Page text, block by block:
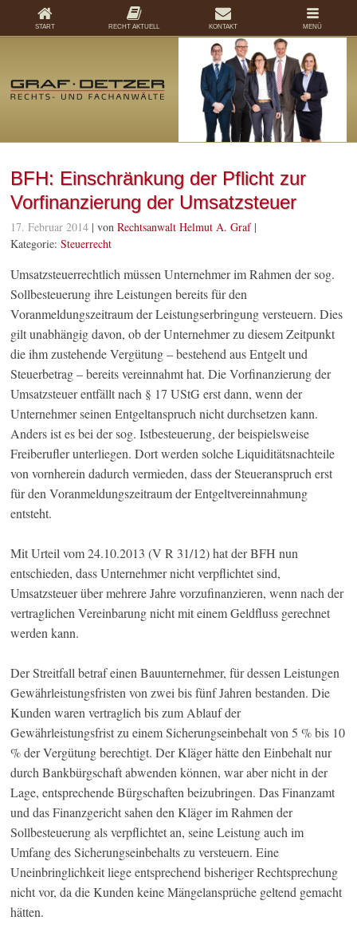
BFH: Einschränkung der Pflicht zur
Vorfinanzierung der Umsatzsteuer
17. Februar 2014 | vonRechtsanwalt Helmut A. Graf|
Kategorie:Steuerrecht
Umsatzsteuerrechtlich müssen Unternehmer im Rahmen der sog.
Sollbesteuerung ihre Leistungen bereits für den
Voranmeldungszeitraum der Leistungserbringung versteuern. Dies
gilt unabhängig davon, ob der Unternehmer zu diesem Zeitpunkt
die ihm zustehende Vergütung – bestehend aus Entgelt und
Steuerbetrag – bereits vereinnahmt hat. Die Vorfinanzierung der
Umsatzsteuer entfällt nach § 17 UStG erst dann, wenn der
Unternehmer seinen Entgeltanspruch nicht durchsetzen kann.
Anders ist es bei der sog. Istbesteuerung, der beispielsweise
Freiberufler unterliegen. Dort werden solche Liquiditätsnachteile
von vornherein dadurch vermieden, dass der Steueranspruch erst
für den Voranmeldungszeitraum der Entgeltvereinnahmung
entsteht.
Mit Urteil vom 24.10.2013 (V R 31/12) hat der BFH nun
entschieden, dass Unternehmer nicht verpflichtet sind,
Umsatzsteuer über mehrere Jahre vorzufinanzieren, wenn nach der
vertraglichen Vereinbarung nicht mit einem Geldfluss gerechnet
werden kann.
Der Streitfall betraf einen Bauunternehmer, für dessen Leistungen
Gewährleistungsfristen von zwei bis fünf Jahren bestanden. Die
Kunden waren vertraglich bis zum Ablauf der
Gewährleistungsfrist zu einem Sicherungseinbehalt von 5 % bis 10
% der Vergütung berechtigt. Der Kläger hätte den Einbehalt nur
durch Bankbürgschaft abwenden können, war aber nicht in der
Lage, entsprechende Bürgschaften beizubringen. Das Finanzamt
und das Finanzgericht sahen den Kläger im Rahmen der
Sollbesteuerung als verpflichtet an, seine Leistung auch im
Umfang des Sicherungseinbehalts zu versteuern. Eine
Uneinbringlichkeit liege entsprechend bisheriger Rechtsprechung
nicht vor, da die Kunden keine Mängelansprüche geltend gemacht
hätten.
START RECHT AKTUELL KONTAKT MENÜ